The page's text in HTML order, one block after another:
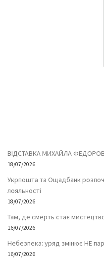
ВІДСТАВКА МИХАЙЛА
18/07/2026
Укрпошта та Ощадбанк
лояльності
18/07/2026
Там, де смерть стає
16/07/2026
Небезпека: уряд змінює НЕ
16/07/2026